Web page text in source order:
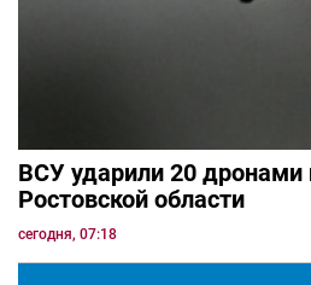
ВСУ ударили 20 дронами
Ростовской области
сегодня, 07:18